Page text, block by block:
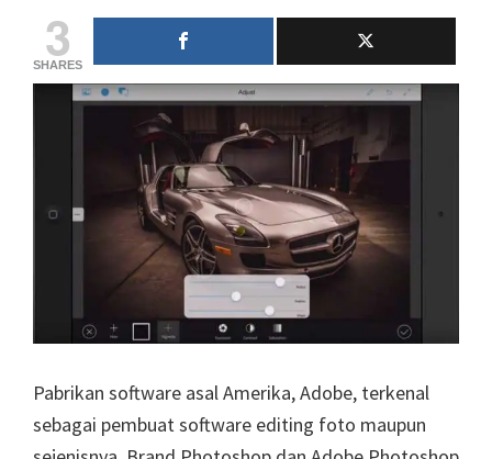
3
SHARES
Pabrikan software asal Amerika, Adobe, terkenal
sebagai pembuat software editing foto maupun